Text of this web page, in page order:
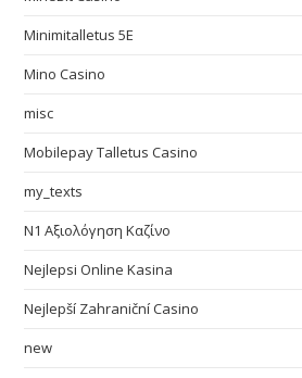
Minimitalletus 5E
Mino Casino
misc
Mobilepay Talletus Casino
my_texts
N1 Αξιολόγηση Καζίνο
Nejlepsi Online Kasina
Nejlepší Zahraniční Casino
new